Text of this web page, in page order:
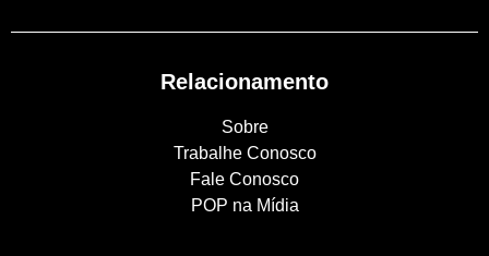
Relacionamento
Sobre
Trabalhe Conosco
Fale Conosco
POP na Mídia